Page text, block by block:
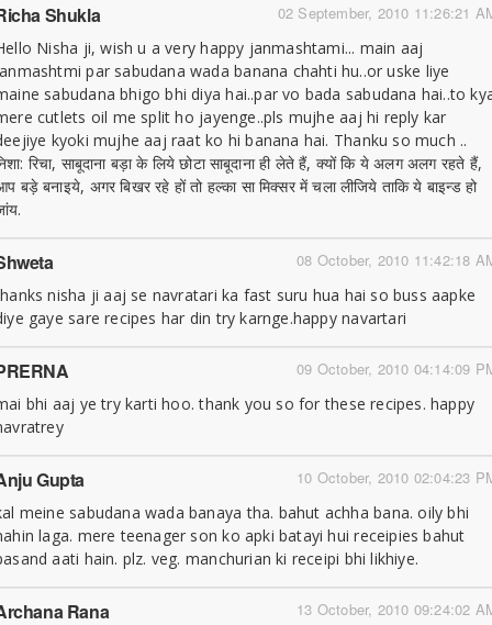
02 September, 2010 11:26:21
Shukla
Nisha ji, wish u a very happy janmashtami... main aaj
par sabudana wada banana chahti hu..or uske liye
sabudana bhigo bhi diya hai..par vo bada sabudana hai..to
cutlets oil me split ho jayenge..pls mujhe aaj hi reply kar
kyoki mujhe aaj raat ko hi banana hai. Thanku so much ..
रिचा, साबूदाना बड़ा के लिये छोटा साबूदाना ही लेते हैं, क्यों कि ये अलग अलग रहते हैं,
बड़े बनाइये, अगर बिखर रहे हों तो हल्का सा मिक्सर में चला लीजिये ताकि ये बाइन्ड हो
08 October, 2010 11:42:18
nisha ji aaj se navratari ka fast suru hua hai so buss aapke
gaye sare recipes har din try karnge.happy navartari
09 October, 2010 04:14:09
bhi aaj ye try karti hoo. thank you so for these recipes. happy
10 October, 2010 02:04:23
Gupta
meine sabudana wada banaya tha. bahut achha bana. oily bhi
laga. mere teenager son ko apki batayi hui receipies bahut
aati hain. plz. veg. manchurian ki receipi bhi likhiye.
13 October, 2010 09:24:02
Rana